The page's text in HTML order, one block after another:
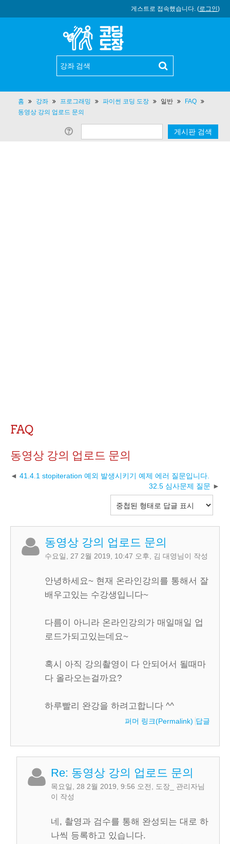
게스트로 접속했습니다. (로그인)
홈 강좌 프로그래밍 파이썬 코딩 도장 일반
FAQ
동영상 강의 업로드 문의
FAQ
동영상 강의 업로드 문의
41.4.1 stopiteration 예외 발생시키기 예제 에러 질문입니다.
32.5 심사문제 질문
동영상 강의 업로드 문의
수요일, 27 2월 2019, 10:47 오후 김 대영님이 작성
안녕하세요~ 현재 온라인강의를 통해서 잘
배우고있는 수강생입니다~
다름이 아니라 온라인강의가 매일매일 업
로드가되고있는데요~
혹시 아직 강의촬영이 다 안되어서 될때마
다 올라오는걸까요?
하루빨리 완강을 하려고합니다 ^^
퍼머 링크(Permalink) 답글
Re: 동영상 강의 업로드 문의
목요일, 28 2월 2019, 9:56 오전 도장_ 관리자님
이 작성
네, 촬영과 검수를 통해 완성되는 대로 하
나씩 등록하고 있습니다.